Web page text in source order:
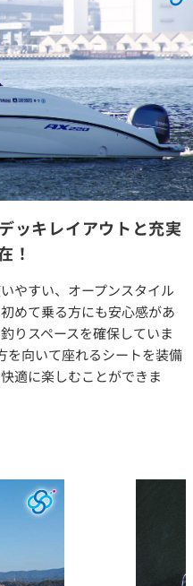
ッキレイアウトと充実
！
やすい、オープンスタイル
めて乗る方にも安心感があ
りスペースを確保していま
を向いて座れるシートを装備
適に楽しむことができま